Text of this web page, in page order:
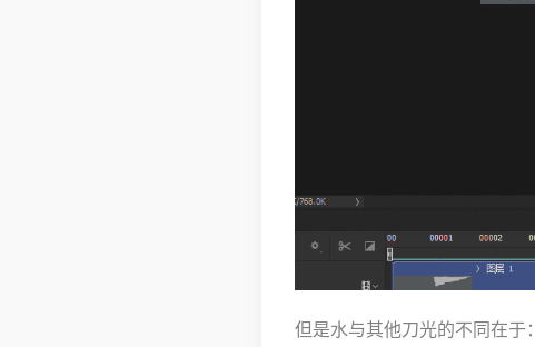
但是水与其他刀光的不同在于：